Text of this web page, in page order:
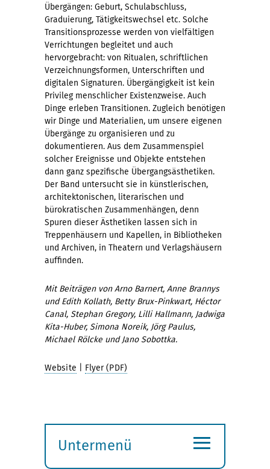
Übergängen: Geburt, Schulabschluss,
Graduierung, Tätigkeitswechsel etc. Solche
Transitionsprozesse werden von vielfältigen
Verrichtungen begleitet und auch
hervorgebracht: von Ritualen, schriftlichen
Verzeichnungsformen, Unterschriften und
digitalen Signaturen. Übergängigkeit ist kein
Privileg menschlicher Existenzweise. Auch
Dinge erleben Transitionen. Zugleich benötigen
wir Dinge und Materialien, um unsere eigenen
Übergänge zu organisieren und zu
dokumentieren. Aus dem Zusammenspiel
solcher Ereignisse und Objekte entstehen
dann ganz spezifische Übergangsästhetiken.
Der Band untersucht sie in künstlerischen,
architektonischen, literarischen und
bürokratischen Zusammenhängen, denn
Spuren dieser Ästhetiken lassen sich in
Treppenhäusern und Kapellen, in Bibliotheken
und Archiven, in Theatern und Verlagshäusern
auffinden.
Mit Beiträgen von Arno Barnert, Anne Brannys
und Edith Kollath, Betty Brux-Pinkwart, Héctor
Canal, Stephan Gregory, Lilli Hallmann, Jadwiga
Kita-Huber, Simona Noreik, Jörg Paulus,
Michael Rölcke und Jano Sobottka.
Website Flyer (PDF)
Untermenü
≡